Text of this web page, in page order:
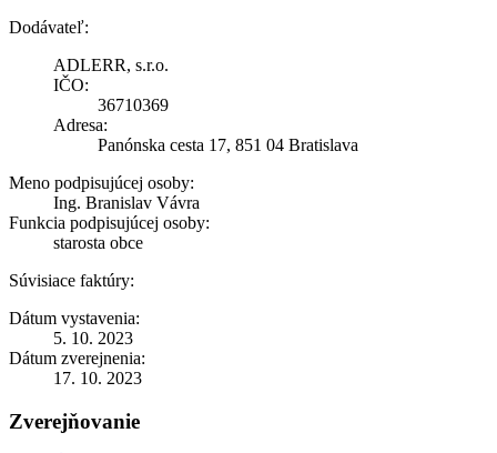
Dodávateľ:
ADLERR, s.r.o.
IČO:
36710369
Adresa:
Panónska cesta 17, 851 04 Bratislava
Meno podpisujúcej osoby:
Ing. Branislav Vávra
Funkcia podpisujúcej osoby:
starosta obce
Súvisiace faktúry:
Dátum vystavenia:
5. 10. 2023
Dátum zverejnenia:
17. 10. 2023
Zverejňovanie